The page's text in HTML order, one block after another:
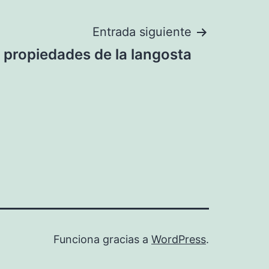
Entrada siguiente
propiedades de la langosta
Funciona gracias a WordPress.